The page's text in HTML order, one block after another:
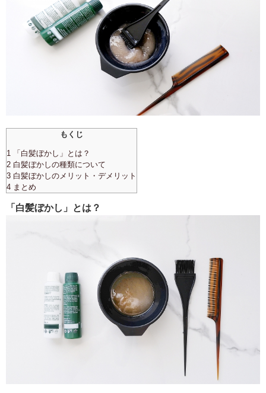
もくじ
1 「白髪ぼかし」とは？
2 白髪ぼかしの種類について
3 白髪ぼかしのメリット・デメリット
4 まとめ
「白髪ぼかし」とは？